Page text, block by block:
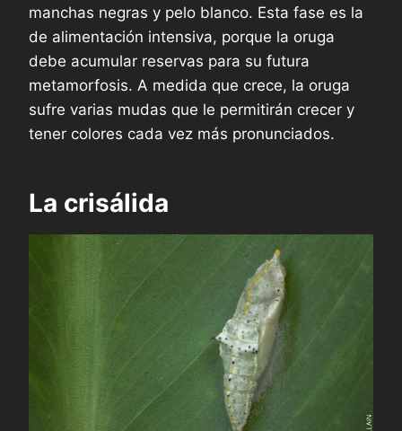
manchas negras y pelo blanco. Esta fase es la
de alimentación intensiva, porque la oruga
debe acumular reservas para su futura
metamorfosis. A medida que crece, la oruga
sufre varias mudas que le permitirán crecer y
tener colores cada vez más pronunciados.
La crisálida